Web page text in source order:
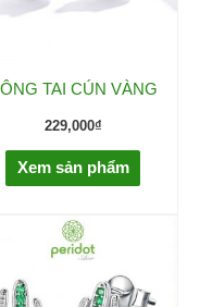
TAI CÚN VÀNG
229,000₫
Xem sản phẩm